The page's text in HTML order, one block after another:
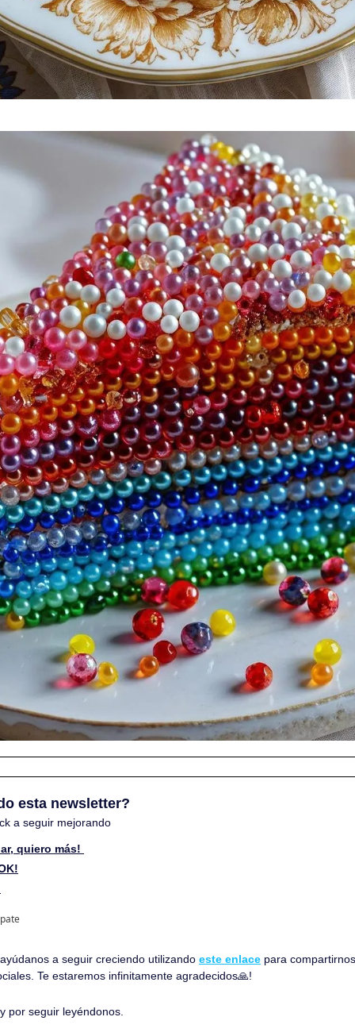
esta newsletter?
a seguir mejorando
quiero más!
a seguir creciendo utilizando este enlace para
Te estaremos infinitamente agradecidos🙏!
por seguir leyéndonos.